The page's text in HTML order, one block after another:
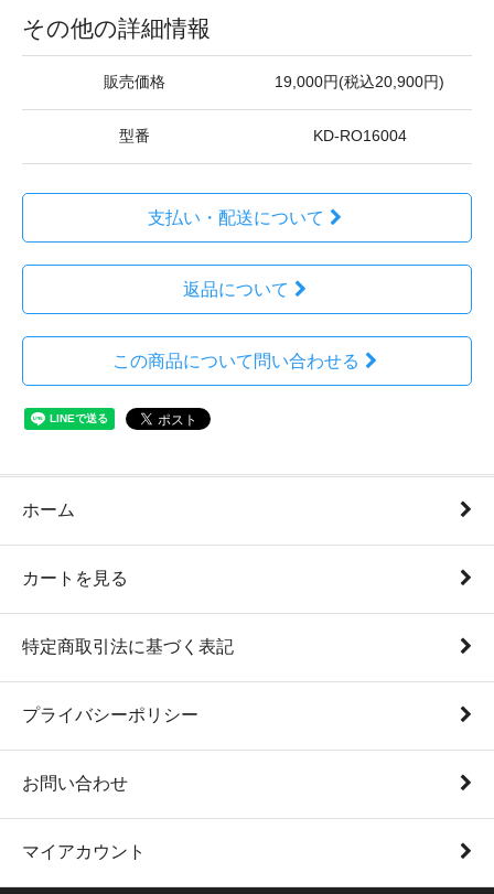
その他の詳細情報
販売価格 19,000円(税込20,900円)
型番 KD-RO16004
支払い・配送について
返品について
この商品について問い合わせる
ホーム
カートを見る
特定商取引法に基づく表記
プライバシーポリシー
お問い合わせ
マイアカウント